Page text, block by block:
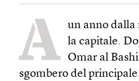
A
un anno dalla
la capitale.
Omar al
sgombero del